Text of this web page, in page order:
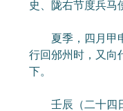
史、陇右节度兵马
夏季，四月甲申
行回邠州时，又向
下。
壬辰（二十四日